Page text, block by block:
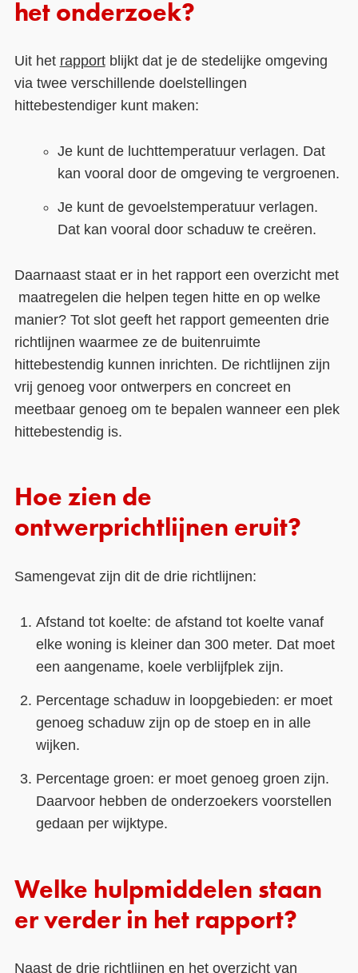
het onderzoek?
Uit het rapportblijkt dat je de stedelijke omgeving
via twee verschillende doelstellingen
hittebestendiger kunt maken:
Je kunt de luchttemperatuur verlagen. Dat
kan vooral door de omgeving te vergroenen.
Je kunt de gevoelstemperatuur verlagen.
Dat kan vooral door schaduw te creëren.
Daarnaast staat er in het rapport een overzicht met
maatregelen die helpen tegen hitte en op welke
manier? Tot slot geeft het rapport gemeenten drie
richtlijnen waarmee ze de buitenruimte
hittebestendig kunnen inrichten. De richtlijnen zijn
vrij genoeg voor ontwerpers en concreet en
meetbaar genoeg om te bepalen wanneer een plek
hittebestendig is.
Hoe zien de
ontwerprichtlijnen eruit?
Samengevat zijn dit de drie richtlijnen:
Afstand tot koelte: de afstand tot koelte vanaf
elke woning is kleiner dan 300 meter. Dat moet
een aangename, koele verblijfplek zijn.
Percentage schaduw in loopgebieden: er moet
genoeg schaduw zijn op de stoep en in alle
wijken.
Percentage groen: er moet genoeg groen zijn.
Daarvoor hebben de onderzoekers voorstellen
gedaan per wijktype.
Welke hulpmiddelen staan
er verder in het rapport?
Naast de drie richtlijnen en het overzicht van